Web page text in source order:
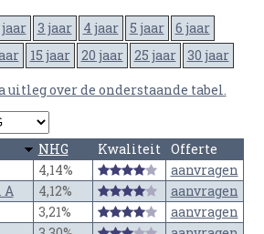
jaar 3 jaar 4 jaar 5 jaar
6 jaar
15 jaar 20 jaar 25 jaar
30 jaar
over de onderstaande tabel.
NHG Kwaliteit
Offerte
4,14%
aanvragen
A
4,12%
aanvragen
3,21%
aanvragen